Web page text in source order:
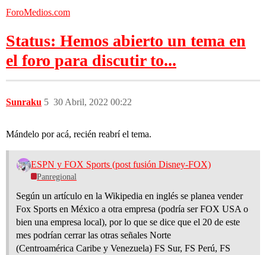
ForoMedios.com
Status: Hemos abierto un tema en
el foro para discutir to...
Sunraku 30 Abril, 2022 00:22
5
Mándelo por acá, recién reabrí el tema.
ESPN y FOX Sports (post fusión Disney-FOX)
Panregional
Según un artículo en la Wikipedia en inglés se planea vender
Fox Sports en México a otra empresa (podría ser FOX USA o
bien una empresa local), por lo que se dice que el 20 de este
mes podrían cerrar las otras señales Norte
(Centroamérica Caribe y Venezuela) FS Sur, FS Perú, FS